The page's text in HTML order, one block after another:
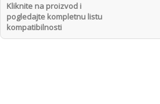
Kliknite na proizvod i
pogledajte kompletnu listu
kompatibilnosti